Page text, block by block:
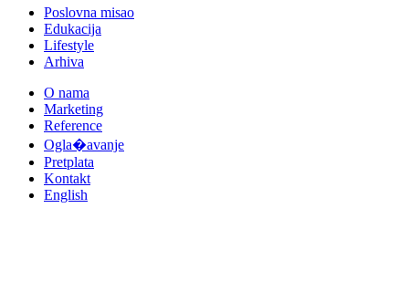
Poslovna misao
Edukacija
Lifestyle
Arhiva
O nama
Marketing
Reference
Ogla�avanje
Pretplata
Kontakt
English